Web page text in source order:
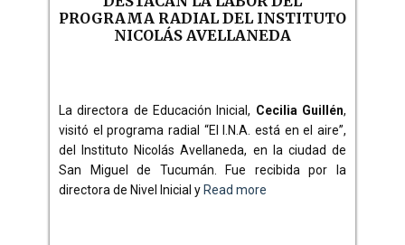
PROGRAMA RADIAL DEL INSTITUTO
NICOLÁS AVELLANEDA
La directora de Educación Inicial, Cecilia Guillén,
visitó el programa radial “El I.N.A. está en el aire”,
del Instituto Nicolás Avellaneda, en la ciudad de
San Miguel de Tucumán. Fue recibida por la
directora de Nivel Inicial y Read more